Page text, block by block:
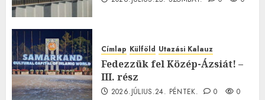
Címlap Külföld Utazási Kalauz
Fedezzük fel Közép-Ázsiát! –
III. rész
2026.JÚLIUS.24. PÉNTEK. 0 0